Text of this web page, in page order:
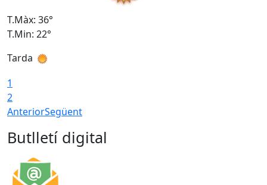
T.Màx: 36°
T.Min: 22°
Tarda
1
2
AnteriorSegüent
Butlletí digital